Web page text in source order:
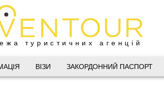
туристичних агенцій
Дніпро
ВІЗИ ЗАКОРДОННИЙ ПАСПОРТ